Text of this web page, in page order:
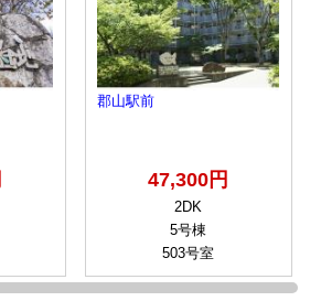
郡山駅前
47,300円
2DK
5号棟
503号室